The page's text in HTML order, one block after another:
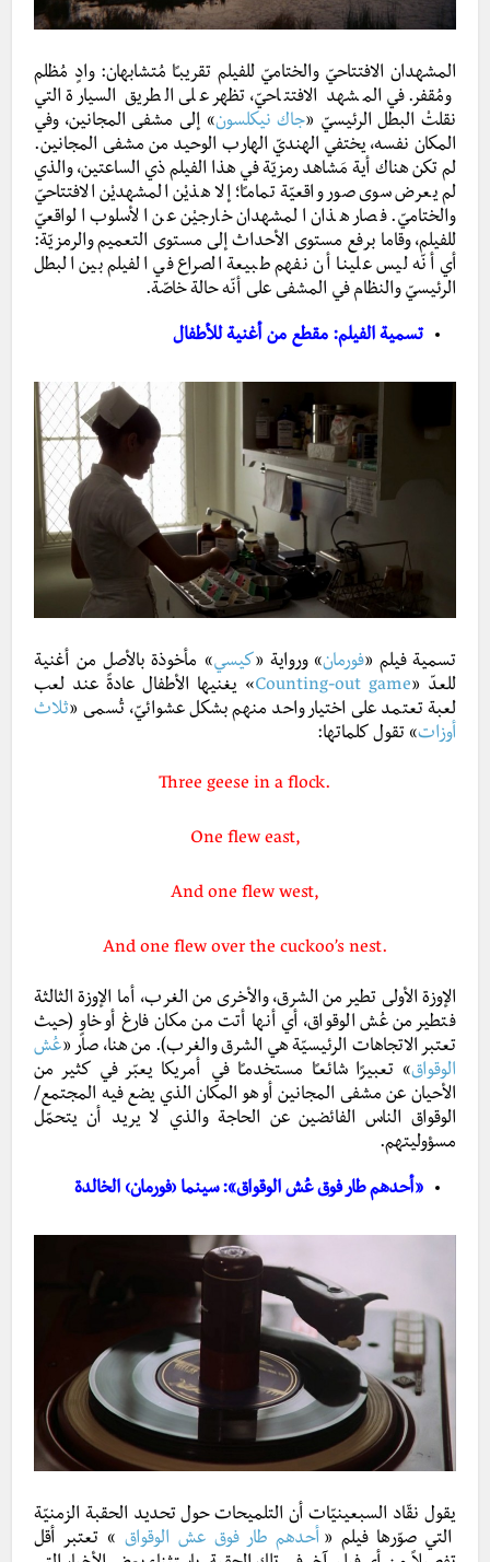
المشهدان الافتتاحيّ والختاميّ للفيلم تقريبـًا مُتشابهان: وادٍ مُظلم
ومُقفر. في المشهد الافتتاحيّ، تظهر على الطريق السيارة التي
نقلتْ البطل الرئيسيّ «جاك نيكلسون» إلى مشفى المجانين، وفي
المكان نفسه، يختفي الهنديّ الهارب الوحيد من مشفى المجانين.
لم تكن هناك أية مَشاهد رمزيّة في هذا الفيلم ذي الساعتين، والذي
لم يعرض سوى صور واقعيّة تمامـًا؛ إلا هذيْن المشهديْن الافتتاحيّ
والختاميّ. فصار هذان المشهدان خارجيْن عن الأسلوب الواقعيّ
للفيلم، وقاما برفع مستوى الأحداث إلى مستوى التعميم والرمزيّة:
أي أنّه ليس علينـا أن نفهم طبيعة الصراع في الفيلم بين البطل
الرئيسيّ والنظام في المشفى على أنّه حالة خاصّة.
تسمية الفيلم: مقطع من أغنية للأطفال
تسمية فيلم «فورمان» ورواية « كيسي» مأخوذة بالأصل من أغنية
للعدّ «
Counting-out game
» يغنيها الأطفال عادةً عند لعب
لعبة تعتمد على اختيار واحد منهم بشكل عشوائيّ، تُسمى «ثلاث
أوزات» تقول كلماتها:
Three geese in a flock.
One flew east,
And one flew west,
And one flew over the cuckoo’s nest.
الإوزة الأولى تطير من الشرق، والأخرى من الغرب، أما الإوزة الثالثة
فتطير من عُش الوقواق، أي أنها أتت من مكان فارغ أو خاوٍ (حيث
تعتبر الاتجاهات الرئيسيّة هي الشرق والغرب). من هنا، صار «عُش
الوقواق» تعبيرًا شائعـًا مستخدمـًا في أمريكا يعبّر في كثير من
الأحيان عن مشفى المجانين أو هو المكان الذي يضع فيه المجتمع/
الوقواق الناس الفائضين عن الحاجة والذي لا يريد أن يتحمّل
مسؤوليتهم.
«أحدهم طار فوق عُش الوقواق»: سينما ‹فورمان› الخالدة
يقول نقّاد السبعينيّات أن التلميحات حول تحديد الحقبة الزمنيّة
التي صوّرها فيلم « أحدهم طار فوق عش الوقواق » تعتبر أقل